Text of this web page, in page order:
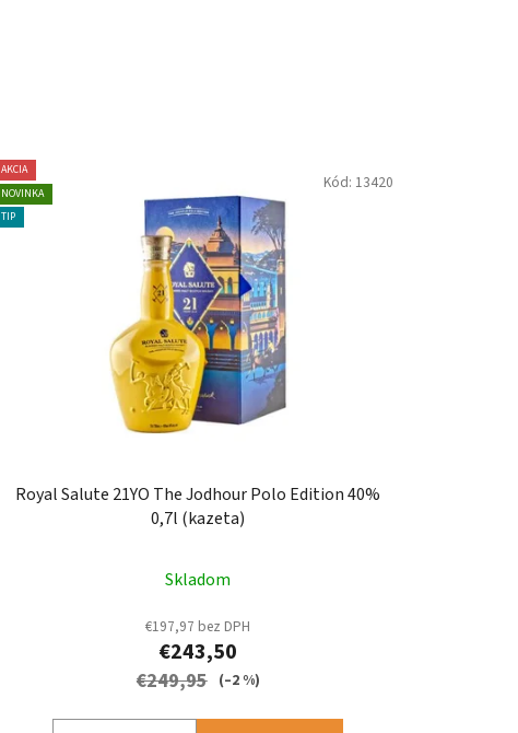
AKCIA
NOVINKA
TIP
Royal Salute 21YO The Jodhour Polo Edition 40%
0,7l (kazeta)
Skladom
€197,97 bez DPH
€243,50
€249,95 (–2 %)
Kód: 13420